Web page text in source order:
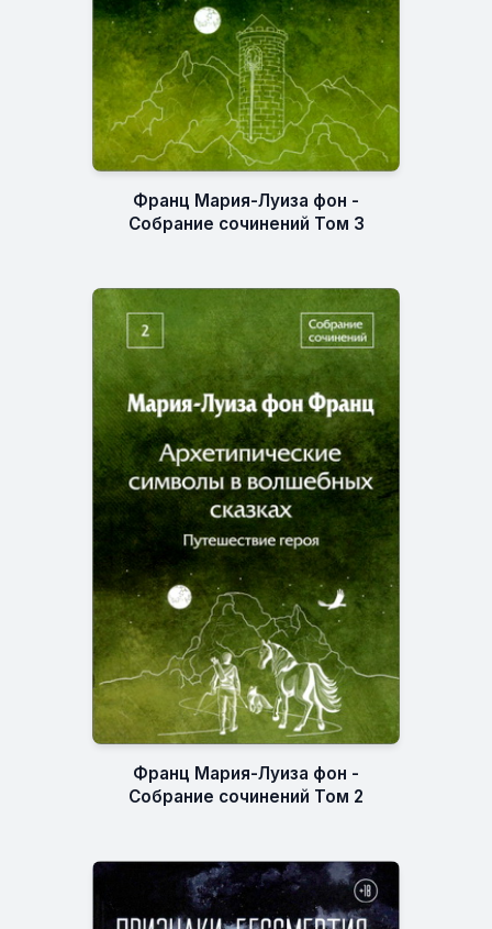
Франц Мария-Луиза фон -
Собрание сочинений Том 3
Франц Мария-Луиза фон -
Собрание сочинений Том 2